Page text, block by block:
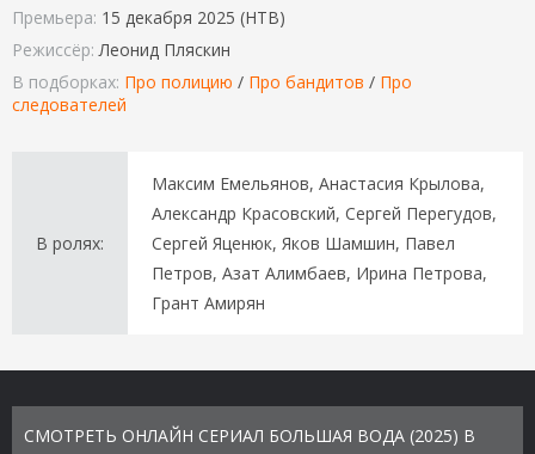
Премьера: 15 декабря 2025 (НТВ)
Режиссёр: Леонид Пляскин
В подборках: Про полицию / Про бандитов / Про
следователей
В ролях:
Максим Емельянов, Анастасия Крылова,
Александр Красовский, Сергей Перегудов,
Сергей Яценюк, Яков Шамшин, Павел
Петров, Азат Алимбаев, Ирина Петрова,
Грант Амирян
СМОТРЕТЬ ОНЛАЙН СЕРИАЛ БОЛЬШАЯ ВОДА (2025) В